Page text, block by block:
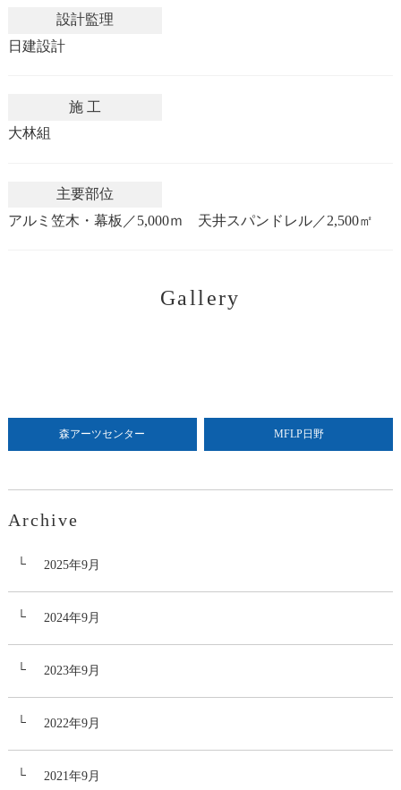
設計監理
日建設計
施 工
大林組
主要部位
アルミ笠木・幕板／5,000ｍ 天井スパンドレル／2,500㎡
Gallery
森アーツセンター MFLP日野
Archive
2025年9月
2024年9月
2023年9月
2022年9月
2021年9月